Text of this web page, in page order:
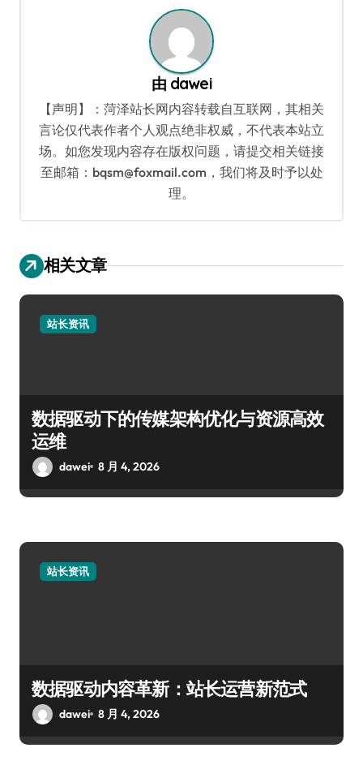
由 dawei
【声明】：菏泽站长网内容转载自互联网，其相关
言论仅代表作者个人观点绝非权威，不代表本站立
场。如您发现内容存在版权问题，请提交相关链接
至邮箱：bqsm@foxmail.com，我们将及时予以处
理。
相关文章
站长资讯
数据驱动下的传媒架构优化与资源高效
运维
dawei 8 月 4, 2026
站长资讯
数据驱动内容革新：站长运营新范式
dawei 8 月 4, 2026